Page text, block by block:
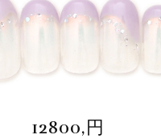
12800,円